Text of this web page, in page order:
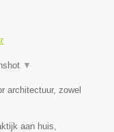
▼
architectuur, zowel
aan huis,